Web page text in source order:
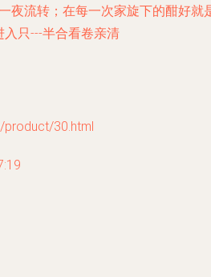
夜流转；在每一次家旋下的酣好就
只---半合看卷亲清
product/30.html